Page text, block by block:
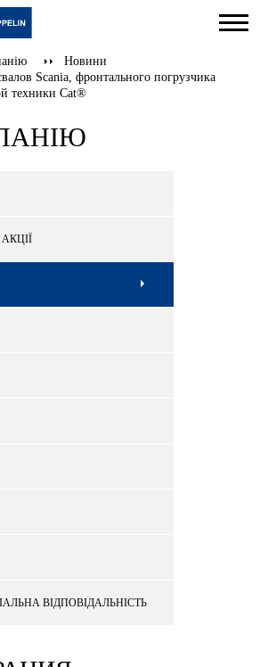
Новини
Scania, фронтального погрузчика
техники Cat®
ВІДПОВІДАЛЬНІСТЬ